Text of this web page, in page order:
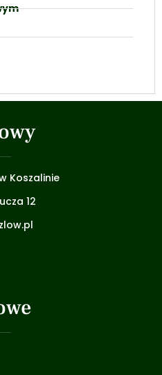
Koszalinie
12